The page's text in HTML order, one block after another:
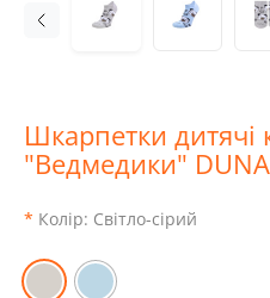
Шкарпетки дитячі
"Ведмедики"
Колір: Світло-сірий